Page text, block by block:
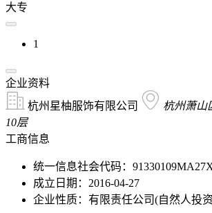
大专
1
企业资料
杭州星柚服饰有限公司
杭州萧山
10层
工商信息
统一信息社会代码：
成立日期：2016-04-27
企业性质：有限责任公司(自然人投